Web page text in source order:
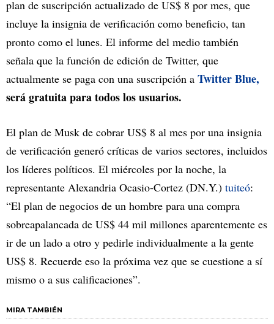
plan de suscripción actualizado de US$ 8 por mes, que
incluye la insignia de verificación como beneficio, tan
pronto como el lunes. El informe del medio también
señala que la función de edición de Twitter, que
actualmente se paga con una suscripción a Twitter Blue,
será gratuita para todos los usuarios.
El plan de Musk de cobrar US$ 8 al mes por una insignia
de verificación generó críticas de varios sectores, incluidos
los líderes políticos. El miércoles por la noche, la
representante Alexandria Ocasio-Cortez (DN.Y.) tuiteó:
“El plan de negocios de un hombre para una compra
sobreapalancada de US$ 44 mil millones aparentemente es
ir de un lado a otro y pedirle individualmente a la gente
US$ 8. Recuerde eso la próxima vez que se cuestione a sí
mismo o a sus calificaciones”.
MIRA TAMBIÉN